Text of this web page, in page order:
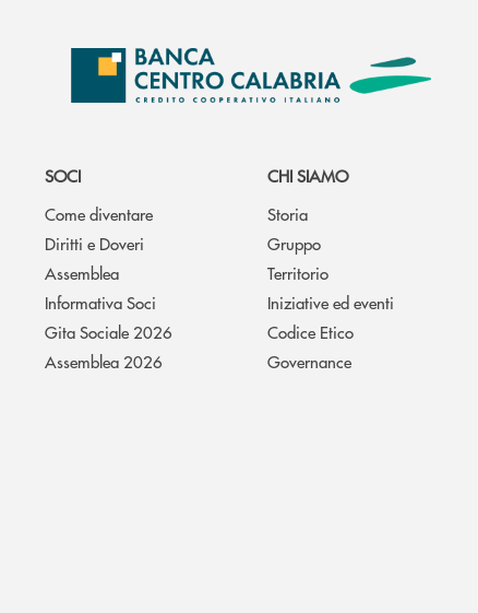
SOCI
Come diventare
Diritti e Doveri
Assemblea
Informativa Soci
Gita Sociale 2026
Assemblea 2026
CHI SIAMO
Storia
Gruppo
Territorio
Iniziative ed eventi
Codice Etico
Governance